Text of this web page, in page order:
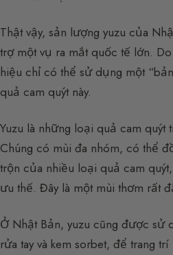
Thật vậy, sản lượng yuzu của
trợ một vụ ra mắt quốc tế lớn.
hiệu chỉ có thể sử dụng một
quả cam quýt này.
Yuzu là những loại quả cam quýt
Chúng có mùi đa nhóm, có thể
trộn của nhiều loại quả cam
ưu thế. Đây là một mùi thơm rất
Ở Nhật Bản, yuzu cũng được sử
rửa tay và kem sorbet, để trang